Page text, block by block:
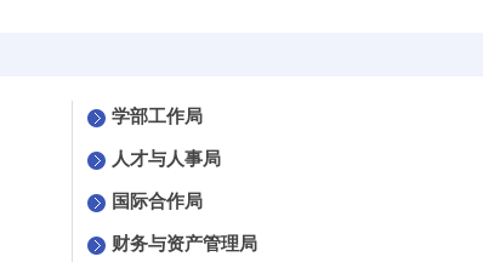
学部工作局
人才与人事局
国际合作局
财务与资产管理局